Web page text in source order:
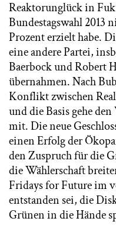
Reaktorunglück in
Bundestagswahl 2013
Prozent erzielt habe.
eine andere Partei,
Baerbock und Robert
übernahmen. Nach
Konflikt zwischen
und die Basis gehe
mit. Die neue
einen Erfolg der
den Zuspruch für die
die Wählerschaft
Fridays for Future im
entstanden sei, die
Grünen in die Hände